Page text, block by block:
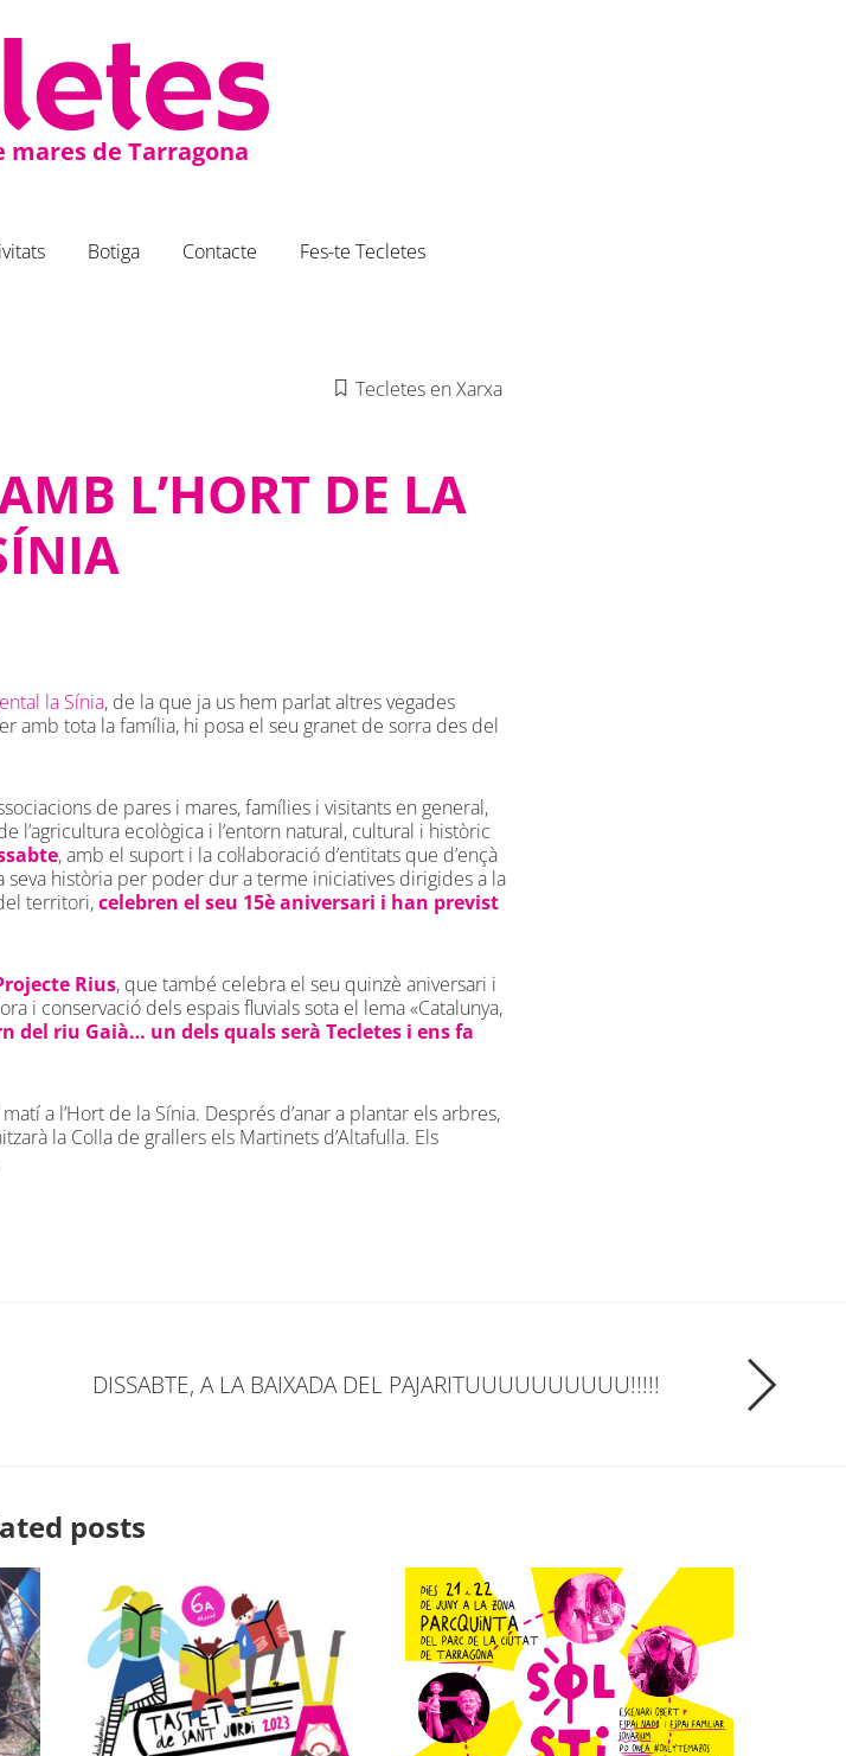
mares de Tarragona
Botiga Contacte Fes-te Tecletes
Tecletes en Xarxa
L’HORT DE LA
la Sínia, de la que ja us hem parlat altres vegades
amb tota la família, hi posa el seu granet de sorra des del
de pares i mares, famílies i visitants en general,
l’agricultura ecològica i l’entorn natural, cultural i històric
, amb el suport i la col·laboració d’entitats que d’ençà
història per poder dur a terme iniciatives dirigides a la
territori,celebren el seu 15è aniversari i han previst
Rius, que també celebra el seu quinzè aniversari i
i conservació dels espais fluvials sota el lema «Catalunya,
del riu Gaià… un dels quals serà Tecletes i ens fa
a l’Hort de la Sínia. Després d’anar a plantar els arbres,
la Colla de grallers els Martinets d’Altafulla. Els
DISSABTE, A LA BAIXADA DEL PAJARITUUUUUUUUUU!!!!!
posts